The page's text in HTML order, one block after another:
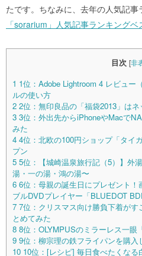
たです。 ちなみに、去年の人気記
「sorarium」人気記事ランキング
目次 [非
1 1位：Adobe Lightroom 4 レビュー
ルの使い方
2 2位：無印良品の「福袋2013」は
3 3位：外出先からiPhoneやMacで
みた
4 4位：北欧の100円ショップ「タイ
プン
5 5位：【城崎温泉旅行記（5）】外
湯・一の湯・鴻の湯〜
6 6位：母親の誕生日にプレゼント
ブルDVDプレイヤー「BLUEDOT
7 7位：クリスマス向け勝負下着がす
とめてみた
8 8位：OLYMPUSのミラーレス一眼
9 9位：柳宗理の鉄フライパンを購
10 10位：[レシピ] 毎日食べたくな